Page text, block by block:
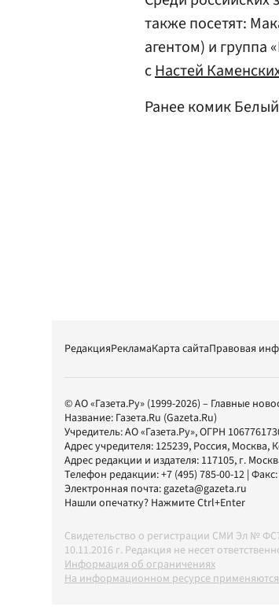
также посетят:
агентом) и группа
сНастей
Ранее комик
РедакцияРекламаКарта сайтаПравовая
© АО «Газета.Ру» (1999-2026) – Главные
Название: Газета.Ru (Gazeta.Ru)
Учредитель:АО «Газета.Ру», ОГРН
Адрес учредителя: 125239, Россия, Москва,
Адрес редакции и издателя: 117105, г.
Телефон редакции:+7 (495) 785-00-12 | Факс:
Электронная почта:gazeta@gazeta.ru
Нашли опечатку? Нажмите Ctrl+Enter
Свидетельство о регистрации СМИ Эл №
10.11.2016 г. Редакция не несет
Информация об ограничениях
На информационном ресурсе применяются